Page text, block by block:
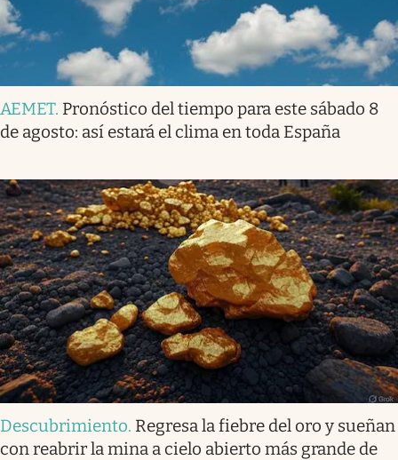
AEMET. Pronóstico del tiempo para este sábado 8
de agosto: así estará el clima en toda España
Descubrimiento. Regresa la fiebre del oro y sueñan
con reabrir la mina a cielo abierto más grande de